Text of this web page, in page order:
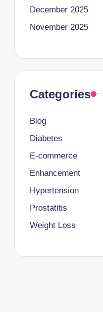
December 2025
November 2025
Categories
Blog
Diabetes
E-commerce
Enhancement
Hypertension
Prostatitis
Weight Loss